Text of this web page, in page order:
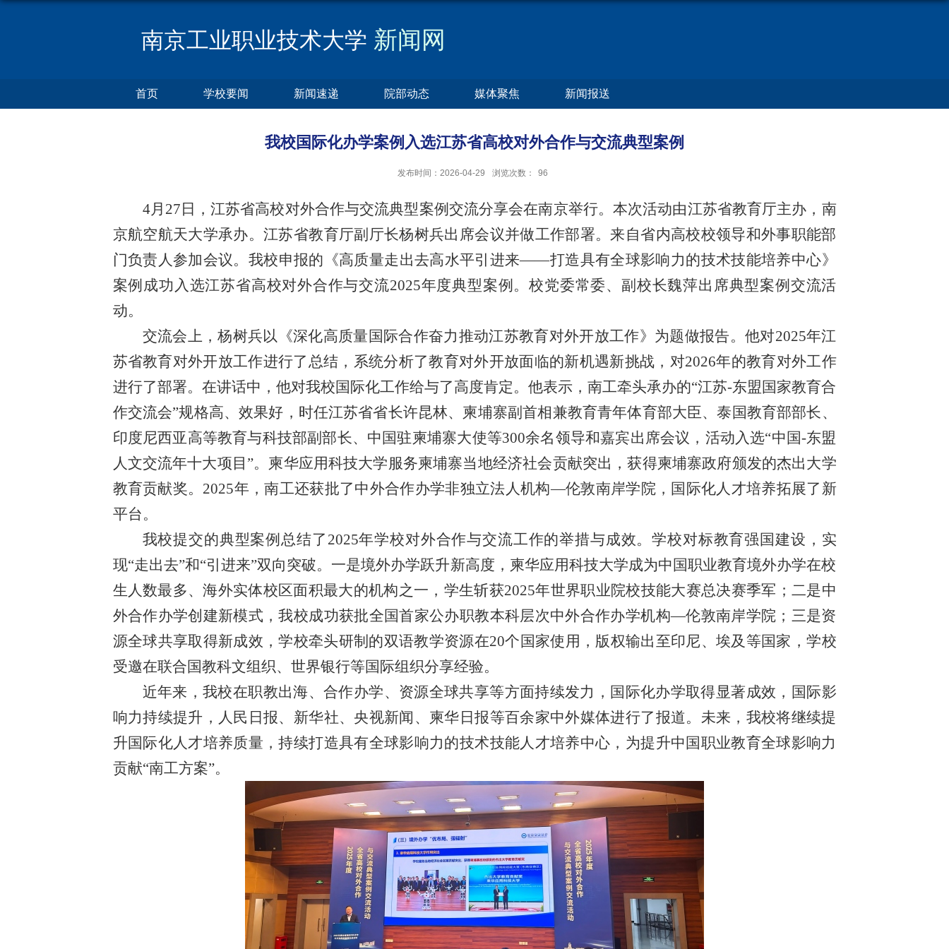
南京工业职业技术大学 新闻网
首页 学校要闻 新闻速递 院部动态 媒体聚焦 新闻报送
我校国际化办学案例入选江苏省高校对外合作与交流典型案例
发布时间：2026-04-29 浏览次数： 96
4月27日，江苏省高校对外合作与交流典型案例交流分享会在南京举行。本次活动由江苏省教育厅主办，南
京航空航天大学承办。江苏省教育厅副厅长杨树兵出席会议并做工作部署。来自省内高校校领导和外事职能部
门负责人参加会议。我校申报的《高质量走出去高水平引进来——打造具有全球影响力的技术技能培养中心》
案例成功入选江苏省高校对外合作与交流2025年度典型案例。校党委常委、副校长魏萍出席典型案例交流活
动。
交流会上，杨树兵以《深化高质量国际合作奋力推动江苏教育对外开放工作》为题做报告。他对2025年江
苏省教育对外开放工作进行了总结，系统分析了教育对外开放面临的新机遇新挑战，对2026年的教育对外工作
进行了部署。在讲话中，他对我校国际化工作给与了高度肯定。他表示，南工牵头承办的“江苏-东盟国家教育合
作交流会”规格高、效果好，时任江苏省省长许昆林、柬埔寨副首相兼教育青年体育部大臣、泰国教育部部长、
印度尼西亚高等教育与科技部副部长、中国驻柬埔寨大使等300余名领导和嘉宾出席会议，活动入选“中国-东盟
人文交流年十大项目”。柬华应用科技大学服务柬埔寨当地经济社会贡献突出，获得柬埔寨政府颁发的杰出大学
教育贡献奖。2025年，南工还获批了中外合作办学非独立法人机构—伦敦南岸学院，国际化人才培养拓展了新
平台。
我校提交的典型案例总结了2025年学校对外合作与交流工作的举措与成效。学校对标教育强国建设，实
现“走出去”和“引进来”双向突破。一是境外办学跃升新高度，柬华应用科技大学成为中国职业教育境外办学在校
生人数最多、海外实体校区面积最大的机构之一，学生斩获2025年世界职业院校技能大赛总决赛季军；二是中
外合作办学创建新模式，我校成功获批全国首家公办职教本科层次中外合作办学机构—伦敦南岸学院；三是资
源全球共享取得新成效，学校牵头研制的双语教学资源在20个国家使用，版权输出至印尼、埃及等国家，学校
受邀在联合国教科文组织、世界银行等国际组织分享经验。
近年来，我校在职教出海、合作办学、资源全球共享等方面持续发力，国际化办学取得显著成效，国际影
响力持续提升，人民日报、新华社、央视新闻、柬华日报等百余家中外媒体进行了报道。未来，我校将继续提
升国际化人才培养质量，持续打造具有全球影响力的技术技能人才培养中心，为提升中国职业教育全球影响力
贡献“南工方案”。